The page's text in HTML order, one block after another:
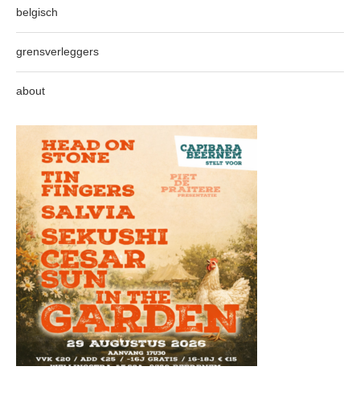
belgisch
grensverleggers
about